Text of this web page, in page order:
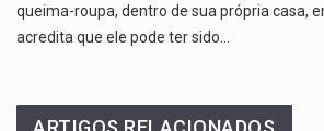
queima-roupa, dentro de sua própria casa,
acredita que ele pode ter sido…